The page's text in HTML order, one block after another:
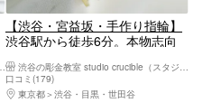
【渋谷・宮益坂・手作り指輪】
渋谷駅から徒歩6分。本物志向
ゴールドスキニーリング
口コミ(179)
東京都
渋谷・目黒・世田谷